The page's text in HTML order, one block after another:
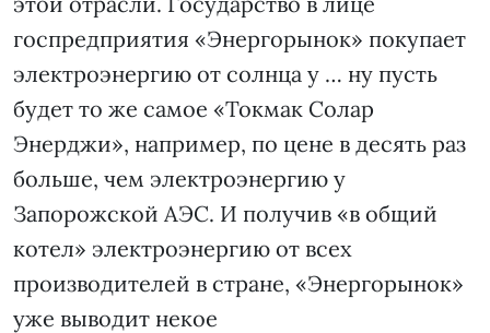
госпредприятия «Энергорынок» покупает
электроэнергию от солнца у … ну пусть
будет то же самое «Токмак Солар
Энерджи», например, по цене в десять раз
больше, чем электроэнергию у
Запорожской АЭС. И получив «в общий
котел» электроэнергию от всех
производителей в стране, «Энергорынок»
уже выводит некое